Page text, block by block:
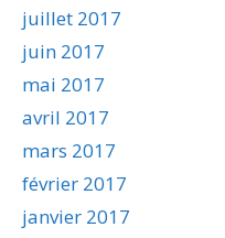
juillet 2017
juin 2017
mai 2017
avril 2017
mars 2017
février 2017
janvier 2017